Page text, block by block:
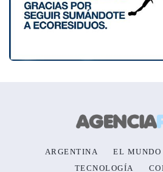
ARGENTINA EL MUNDO
TECNOLOGÍA